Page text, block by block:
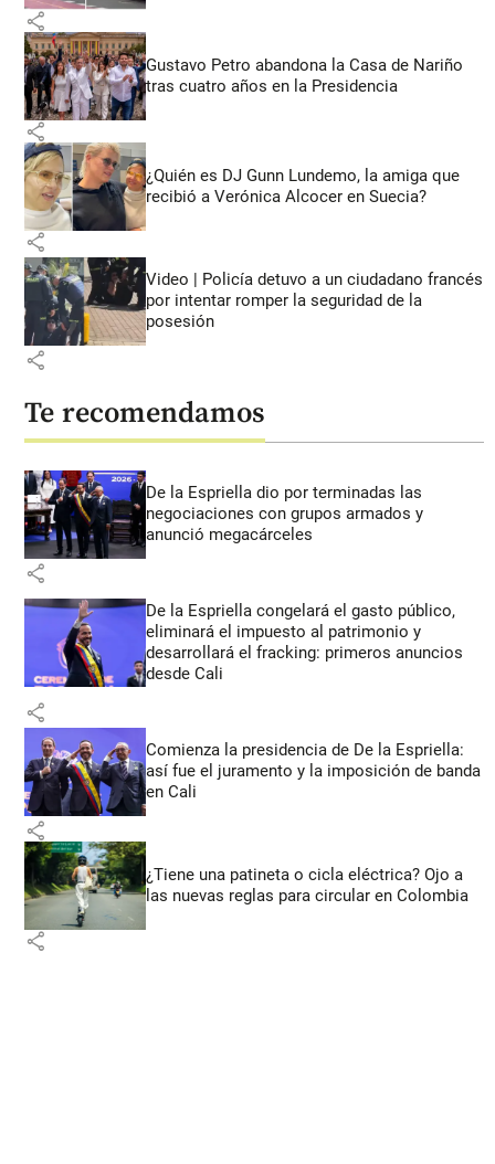
share
Gustavo Petro abandona la Casa de Nariño
tras cuatro años en la Presidencia
share
¿Quién es DJ Gunn Lundemo, la amiga que
recibió a Verónica Alcocer en Suecia?
share
Video | Policía detuvo a un ciudadano francés
por intentar romper la seguridad de la
posesión
share
Te recomendamos
De la Espriella dio por terminadas las
negociaciones con grupos armados y
anunció megacárceles
share
De la Espriella congelará el gasto público,
eliminará el impuesto al patrimonio y
desarrollará el fracking: primeros anuncios
desde Cali
share
Comienza la presidencia de De la Espriella:
así fue el juramento y la imposición de banda
en Cali
share
¿Tiene una patineta o cicla eléctrica? Ojo a
las nuevas reglas para circular en Colombia
share